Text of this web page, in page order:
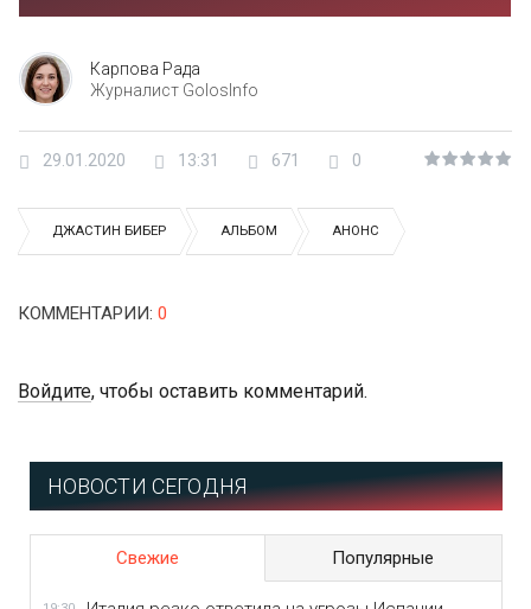
Карпова Рада
Журналист GolosInfo
29.01.2020 13:31 671 0
ДЖАСТИН БИБЕР АЛЬБОМ АНОНС
КОММЕНТАРИИ: 0
Войдите, чтобы оставить комментарий.
НОВОСТИ СЕГОДНЯ
Свежие Популярные